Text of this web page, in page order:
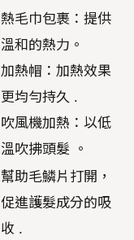
熱毛巾包裹：提供
溫和的熱力。
加熱帽：加熱效果
更均勻持久 .
吹風機加熱：以低
溫吹拂頭髮 。
幫助毛鱗片打開，
促進護髮成分的吸
收 .